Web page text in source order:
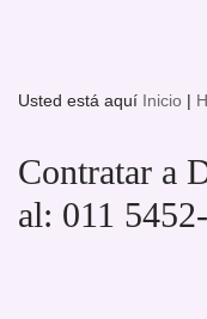
Usted está aquí Inicio |
Contratar a
al: 011